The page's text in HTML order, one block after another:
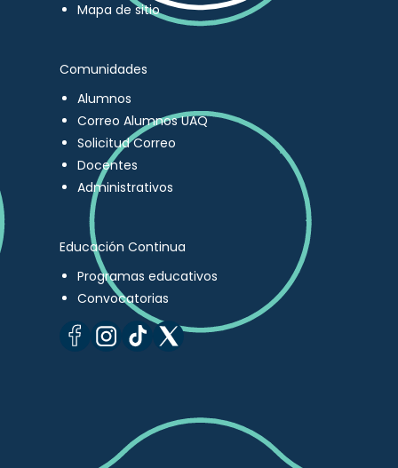
Mapa de sitio
Comunidades
Alumnos
Correo Alumnos UAQ
Solicitud Correo
Docentes
Administrativos
Educación Continua
Programas educativos
Convocatorias